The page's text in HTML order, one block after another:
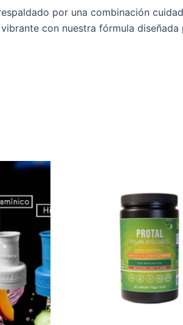
por una combinación
con nuestra fórmula diseñada